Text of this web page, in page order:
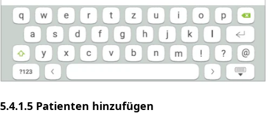
5.4.1.5 Patienten hinzufügen